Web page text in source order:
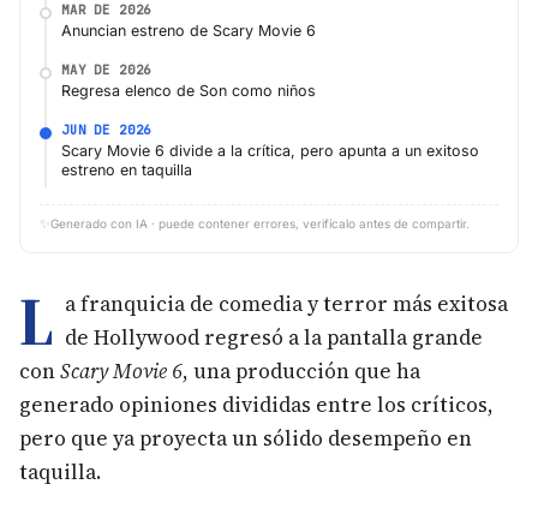
MAR DE 2026
Anuncian estreno de Scary Movie 6
MAY DE 2026
Regresa elenco de Son como niños
JUN DE 2026
Scary Movie 6 divide a la crítica, pero apunta a un exitoso
estreno en taquilla
✨ Generado con IA · puede contener errores, verifícalo antes de compartir.
L a franquicia de comedia y terror más exitosa
de Hollywood regresó a la pantalla grande
conScary Movie 6, una producción que ha
generado opiniones divididas entre los críticos,
pero que ya proyecta un sólido desempeño en
taquilla.